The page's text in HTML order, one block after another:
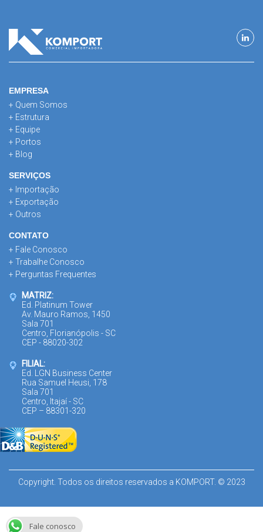
EMPRESA
+ Quem Somos
+ Estrutura
+ Equipe
+ Portos
+ Blog
SERVIÇOS
+ Importação
+ Exportação
+ Outros
CONTATO
+ Fale Conosco
+ Trabalhe Conosco
+ Perguntas Frequentes
MATRIZ:
Ed. Platinum Tower
Av. Mauro Ramos, 1450
Sala 701
Centro, Florianópolis - SC
CEP - 88020-302
FILIAL:
Ed. LGN Business Center
Rua Samuel Heusi, 178
Sala 701
Centro, Itajaí - SC
CEP – 88301-320
Copyright. Todos os direitos reservados a KOMPORT. © 2023
Fale conosco